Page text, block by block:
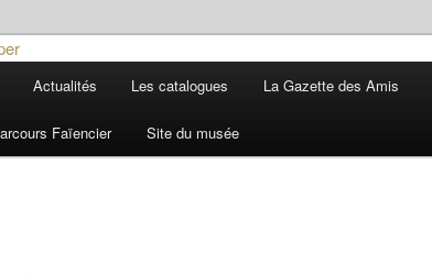
de la Faïence de Quimper
Actualités Les catalogues La Gazette des Amis
Faïencier Site du musée